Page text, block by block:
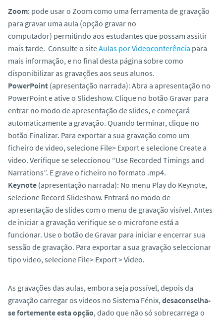
Zoom: pode usar o Zoom como uma ferramenta de gravação
para gravar uma aula (opção gravar no
computador) permitindo aos estudantes que possam assitir
mais tarde. Consulte o siteAulas por Videoconferência para
mais informação, e no final desta página sobre como
disponibilizar as gravações aos seus alunos.
PowerPoint (apresentação narrada): Abra a apresentação no
PowerPoint e ative o Slideshow. Clique no botão Gravar para
entrar no modo de apresentação de slides, e começará
automaticamente a gravação. Quando terminar, clique no
botão Finalizar. Para exportar a sua gravação como um
ficheiro de video, selecione File> Export e selecione Create a
video. Verifique se seleccionou “Use Recorded Timings and
Narrations”. E grave o ficheiro no formato .mp4.
Keynote (apresentação narrada): No menu Play do Keynote,
selecione Record Slideshow. Entrará no modo de
apresentação de slides com o menu de gravação visível. Antes
de iniciar a gravação verifique se o microfone está a
funcionar. Use o botão de Gravar para iniciar e encerrar sua
sessão de gravação. Para exportar a sua gravação seleccionar
tipo video, selecione File> Export > Video.
As gravações das aulas, embora seja possível, depois da
gravação carregar os vídeos no Sistema Fénix, desaconselha-
se fortemente esta opção, dado que não só sobrecarrega o